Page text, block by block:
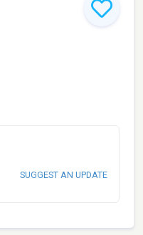
SUGGEST AN UPDATE